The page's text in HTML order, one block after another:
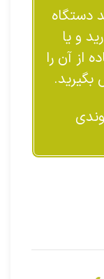
دستگاه
و یا
از آن را
بگیرید.